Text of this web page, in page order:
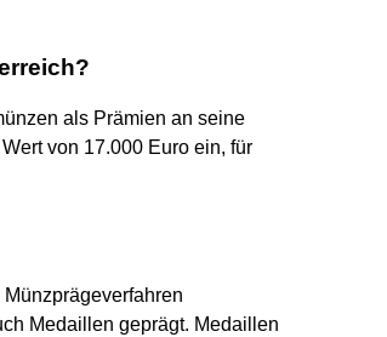
als Prämien an seine
von 17.000 Euro ein, für
Medaillen geprägt. Medaillen